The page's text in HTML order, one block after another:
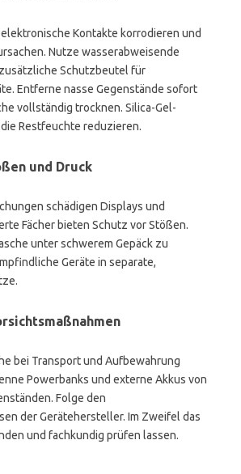
Kontakte korrodieren und
Nutze wasserabweisende
Schutzbeutel für
Entferne nasse Gegenstände sofort
vollständig trocknen. Silica-Gel-
Restfeuchte reduzieren.
und Druck
schädigen Displays und
Fächer bieten Schutz vor Stößen.
unter schwerem Gepäck zu
Geräte in separate,
bei Transport und Aufbewahrung
Powerbanks und externe Akkus von
Folge den
der Gerätehersteller. Im Zweifel das
und fachkundig prüfen lassen.